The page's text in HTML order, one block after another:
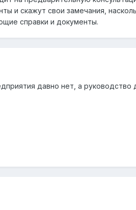
и скажут свои замечания,
справки и документы.
давно нет, а